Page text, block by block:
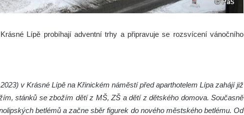
Lípě probíhají adventní trhy a připravuje se rozsvícení vánočního
v Krásné Lípě na Křinickém náměstí před aparthotelem Lípa zahájí již
stánků se zbožím dětí z MŠ, ZŠ a dětí z dětského domova. Současně
betlémů a začne sběr figurek do nového městského betlému. Od